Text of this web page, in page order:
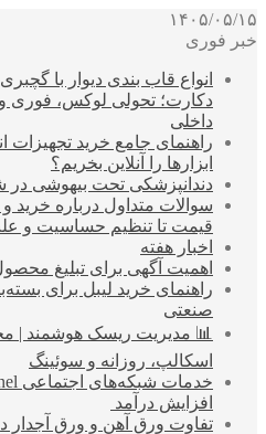
۱۴۰۵/۰۵/۱۵
خبر فوری
انواع قاب بندی دیوار با
دکارت؛ تحولی لوکس، فوری
داخلی
راهنمای جامع خرید تجهیزات
ابزارها را آنلاین بخریم؟
دندانپزشکی تحت بیهوشی در
سوالات متداول درباره
قیمت تا تنظیم حساسیت و
اخبار هفته
اهمیت آگهی برای تبلیغ
راهنمای خرید لیبل برای
صنعتی
📊 مدیریت ریسک هوشمند |
اسکالپ، روزانه و سوئینگ
افزایش درآمد
تفاوت ورق آهن و ورق